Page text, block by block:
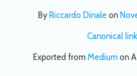
By Riccardo Dinaleon
Canonical link
Exported from Mediumon